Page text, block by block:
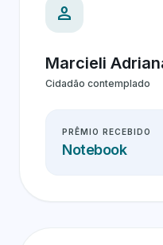
person
Marcieli
Cidadão contemplado
PRÊMIO RECEBIDO
Notebook